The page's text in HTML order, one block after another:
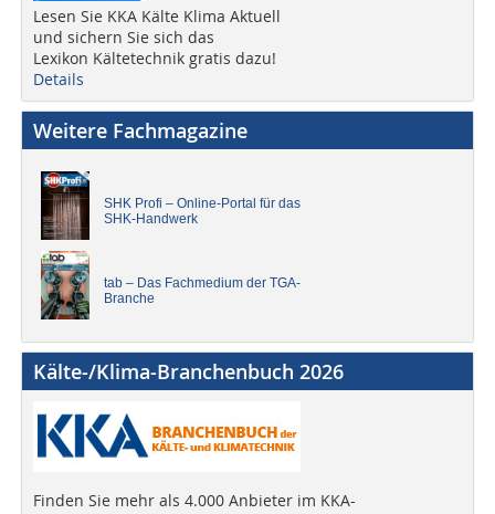
Lesen Sie KKA Kälte Klima Aktuell
und sichern Sie sich das
Lexikon Kältetechnik gratis dazu!
Details
Weitere Fachmagazine
SHK Profi – Online-Portal für das
SHK-Handwerk
tab – Das Fachmedium der TGA-
Branche
Kälte-/Klima-Branchenbuch 2026
Finden Sie mehr als 4.000 Anbieter im KKA-